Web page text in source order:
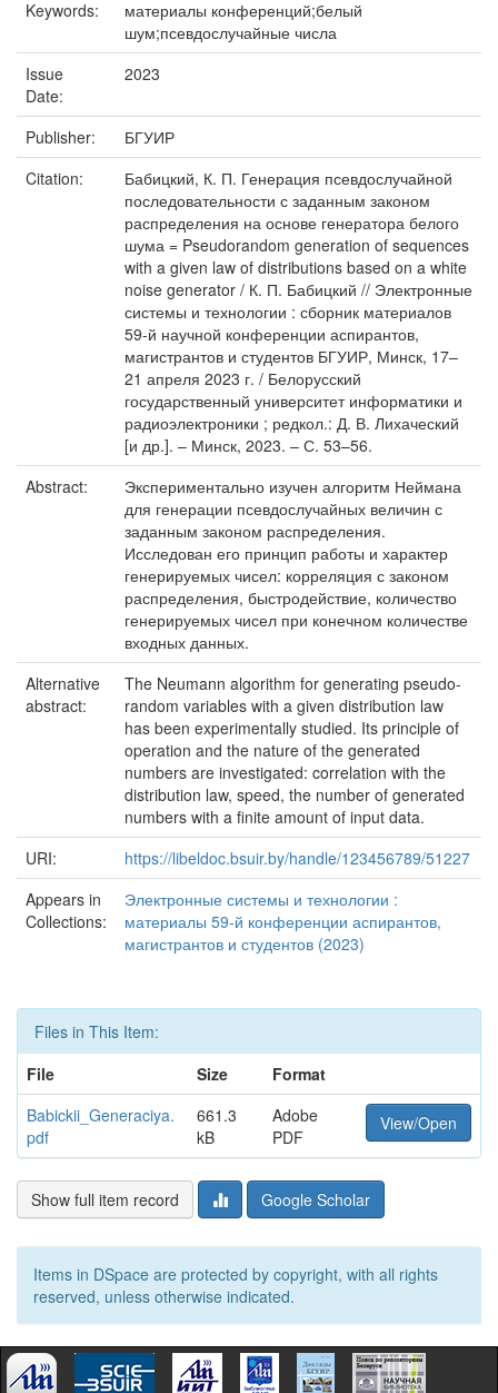
Keywords:
материалы конференций;белый
шум;псевдослучайные числа
Issue
Date:
2023
Publisher:
БГУИР
Citation:
Бабицкий, К. П. Генерация псевдослучайной
последовательности с заданным законом
распределения на основе генератора белого
шума = Pseudorandom generation of sequences
with a given law of distributions based on a white
noise generator / К. П. Бабицкий // Электронные
системы и технологии : сборник материалов
59-й научной конференции аспирантов,
магистрантов и студентов БГУИР, Минск, 17–
21 апреля 2023 г. / Белорусский
государственный университет информатики и
радиоэлектроники ; редкол.: Д. В. Лихаческий
[и др.]. – Минск, 2023. – С. 53–56.
Abstract:
Экспериментально изучен алгоритм Неймана
для генерации псевдослучайных величин с
заданным законом распределения.
Исследован его принцип работы и характер
генерируемых чисел: корреляция с законом
распределения, быстродействие, количество
генерируемых чисел при конечном количестве
входных данных.
Alternative
abstract:
The Neumann algorithm for generating pseudo-
random variables with a given distribution law
has been experimentally studied. Its principle of
operation and the nature of the generated
numbers are investigated: correlation with the
distribution law, speed, the number of generated
numbers with a finite amount of input data.
URI:
https://libeldoc.bsuir.by/handle/123456789/51227
Appears in
Collections:
Электронные системы и технологии :
материалы 59-й конференции аспирантов,
магистрантов и студентов (2023)
Files in This Item:
File
Size
Format
Babickii_Generaciya.
pdf
661.3
kB
Adobe
PDF
View/Open
Show full item record Google Scholar
Items in DSpace are protected by copyright, with all rights
reserved, unless otherwise indicated.